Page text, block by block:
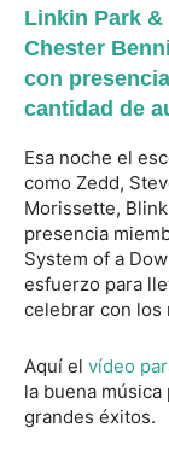
Linkin Park
Chester
con
cantidad de
Esa noche el
como Zedd,
Morissette,
presencia
System of a
esfuerzo para
celebrar con los
Aquí el vídeo
la buena
grandes éxitos.